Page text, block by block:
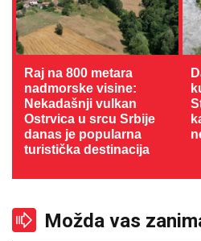
Raj na 800 metara
nadmorske visine:
Nekadašnji vulkan
Ostrvica u srcu Srbije
danas je popularna
turistička destinacija
Možda vas